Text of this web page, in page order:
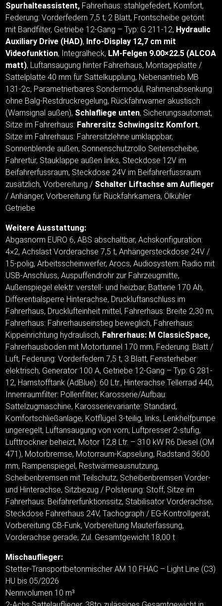
Spurhalteassistent, Fahrerhaus: stahlgefedert, Komfort,
Federung: Vorderfedern 7,5 t, 2 Blatt, Frontscheibe getönt
mit Bandfilter, Getriebe 12-Gang – Typ: G 211-12, Hydraulic
Auxiliary Drive (HAD), Info-Display 12,7 cm mit
Videofunktion, Integralheck, LM-Felgen 9.00×22.5 (ALCOA
matt), Luftansaugung hinter Fahrerhaus, Montageplatte /
Sattelplatte 40 mm für Sattelkupplung, Nebenantrieb MB
131-2c, Parametrierbares Sondermodul, Rahmenabsenkung
ohne Balg-Restdruckregelung, Rückfahrwarner akustisch
(Warnsignal außen), Schlafliege unten, Sicherungsautomat,
Sitze im Fahrerhaus: Fahrersitz Schwingsitz Komfort,
Sitze im Fahrerhaus: Fahrersitzlehne umklappbar,
Sonnenblende außen, Sonnenschutzrollo Seitenscheibe,
Fahrertür, Stauklappe außen links, Steckdose 12V im
Beifahrerfussraum, Steckdose 24V im Beifahrerfussraum
zusätzlich, Vorbereitung / Schalter Liftachse am Auflieger
/ Anhänger, Vorbereitung für Rückfahrkamera, Ölkühler
Getriebe
Weitere Ausstattung:
Abgasnorm EURO 6, ABS abschaltbar, Achskonfiguration:
4×2, Achslast Vorderachse 7,5 t, Anhängersteckdose 24V /
15-polig, Arbeitsscheinwerfer, Arocs, Audiosystem: Radio mit
USB-Anschluss, Auspuffendrohr zur Fahrzeugmitte,
Außenspiegel elektr. verstell- und heizbar, Batterie 170 Ah,
Differentialsperre Hinterachse, Druckluftanschluss im
Fahrerhaus, Drucklufteinheit mittel, Fahrerhaus: Breite 2,30 m,
Fahrerhaus: Fahrerhauseinstieg beweglich, Fahrerhaus:
Kippeinrichtung hydraulisch, Fahrerhaus: M ClassicSpace,
Fahrerhausboden mit Motortunnel 170 mm, Federung: Blatt /
Luft, Federung: Vorderfedern 7,5 t, 3 Blatt, Fensterheber
elektrisch, Generator 100 A, Getriebe 12-Gang – Typ: G 281-
12, Harnstofftank (AdBlue): 60 Ltr., Hinterachse Tellerrad 440,
Innenraumfilter: Pollenfilter, Karosserie/Aufbau:
Sattelzugmaschine, Karosserievariante: Standard,
Komfortschließanlage, Kotflügel 3-teilig, links, Lenkhelfpumpe
ungeregelt, Luftansaugung von vorn, Luftpresser 2-stufig,
Lufttrockner beheizt, Motor 12,8 Ltr. – 310 kW R6 Diesel (OM
471), Motorbremse, Motorraum-Kapselung, Radstand 3600
mm, Rampenspiegel, Restwärmeausnutzung,
Scheibenbremsen mit Teilschutz, Scheibenbremsen Vorder-
und Hinterachse, Sitzbezug / Polsterung: Stoff, Sitze im
Fahrerhaus: Beifahrerfunktionssitz, Stabilisator Vorderachse,
Steckdose Fahrerhaus 24V, Tachograph / EG-Kontrollgerät,
Vorbereitung CB-Funk, Vorbereitung Mauterfassung,
Vorderachse gerade, Zul. Gesamtgewicht 18,00 t
Mischauflieger:
Stetter-Transportbetonmischer AM 10 FHAC – Light Line (C3)
HU bis 05/2026
Nennvolumen 10 m³